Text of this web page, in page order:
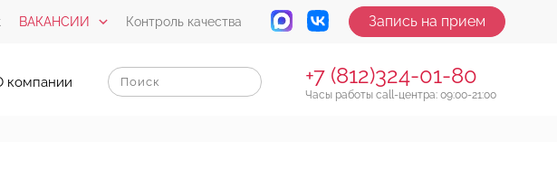
ВАКАНСИИ Контроль качества Запись на прием
компании +7 (812)324-01-80
Часы работы call-центра: 09:00-21:00